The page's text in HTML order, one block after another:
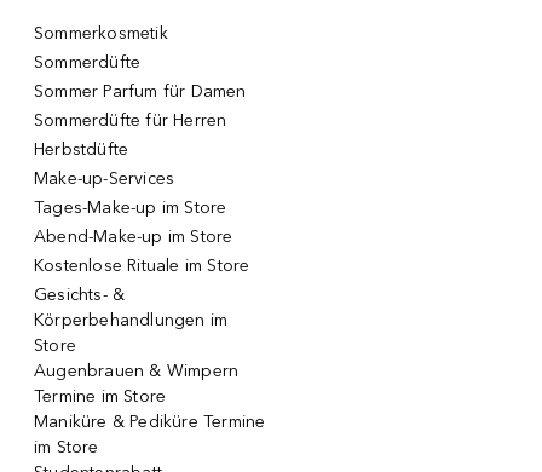
Sommerkosmetik
Sommerdüfte
Sommer Parfum für Damen
Sommerdüfte für Herren
Herbstdüfte
Make-up-Services
Tages-Make-up im Store
Abend-Make-up im Store
Kostenlose Rituale im Store
Gesichts- &
Körperbehandlungen im
Store
Augenbrauen & Wimpern
Termine im Store
Maniküre & Pediküre Termine
im Store